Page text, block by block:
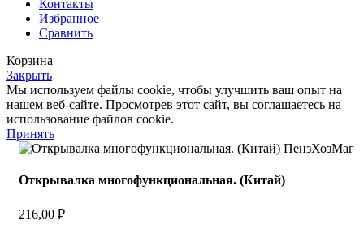
Контакты
Избранное
Сравнить
Корзина
Закрыть
Мы используем файлы cookie, чтобы улучшить ваш опыт на
нашем веб-сайте. Просмотрев этот сайт, вы соглашаетесь на
использование файлов cookie.
Принять
Открывалка многофункциональная. (Китай)
216,00 ₽